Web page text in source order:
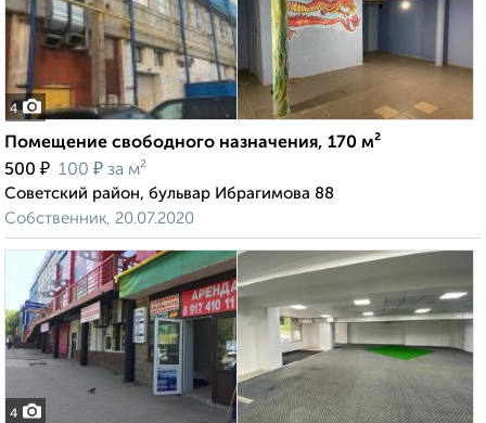
4
Помещение свободного назначения, 170 м²
500 ₽ 100 ₽ за м²
Советский район, бульвар Ибрагимова 88
Собственник, 20.07.2020
4